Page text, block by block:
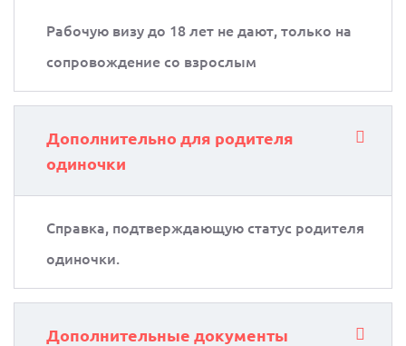
Рабочую визу до 18 лет не дают, только на
сопровождение со взрослым
Дополнительно для родителя
одиночки
Справка, подтверждающую статус родителя
одиночки.
Дополнительные документы